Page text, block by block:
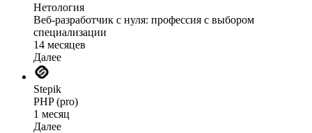
Нетология
Веб-разработчик с нуля: профессия с выбором
специализации
14 месяцев
Далее
Stepik
PHP (pro)
1 месяц
Далее